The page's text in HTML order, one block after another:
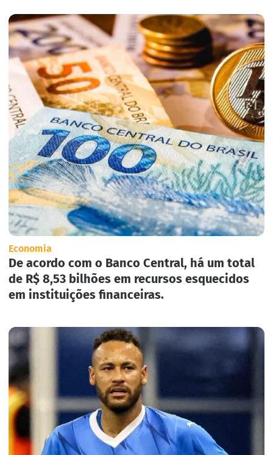
Economia
De acordo com o Banco Central, há um total
de R$ 8,53 bilhões em recursos esquecidos
em instituições financeiras.